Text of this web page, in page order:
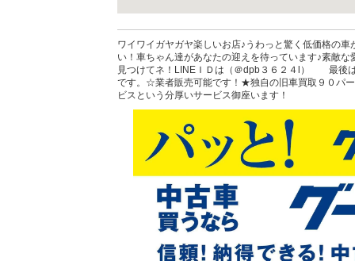
ワイワイガヤガヤ楽しいお店♪うわっと驚く低価格の車
い！車ちゃん達があなたの迎えを待っています♪素敵な
見つけてネ！LINEＩＤは（＠dpb３６２４l） 最後
です。☆業者販売可能です！★独自の旧車買取９０パ
ビスという分厚いサービス御座います！